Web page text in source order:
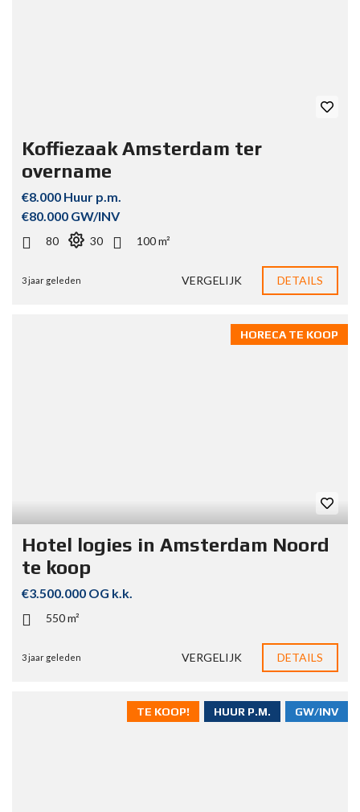
Koffiezaak Amsterdam ter
overname
€8.000 Huur p.m.
€80.000 GW/INV
80 30 100 m²
3 jaar geleden VERGELIJK DETAILS
HORECA TE KOOP
Hotel logies in Amsterdam Noord
te koop
€3.500.000 OG k.k.
550 m²
3 jaar geleden VERGELIJK DETAILS
GW/INV
HUUR P.M.
TE KOOP!